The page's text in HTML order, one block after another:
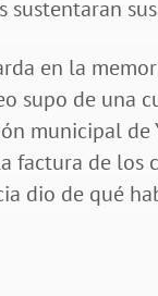
en la
supo de una
municipal
factura de
dio de qué